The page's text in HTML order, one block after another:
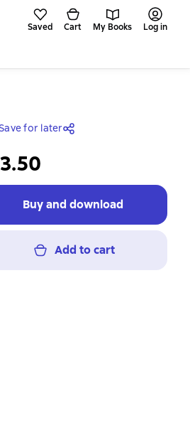
Saved Cart My Books Log in
for later
Buy and download
Add to cart